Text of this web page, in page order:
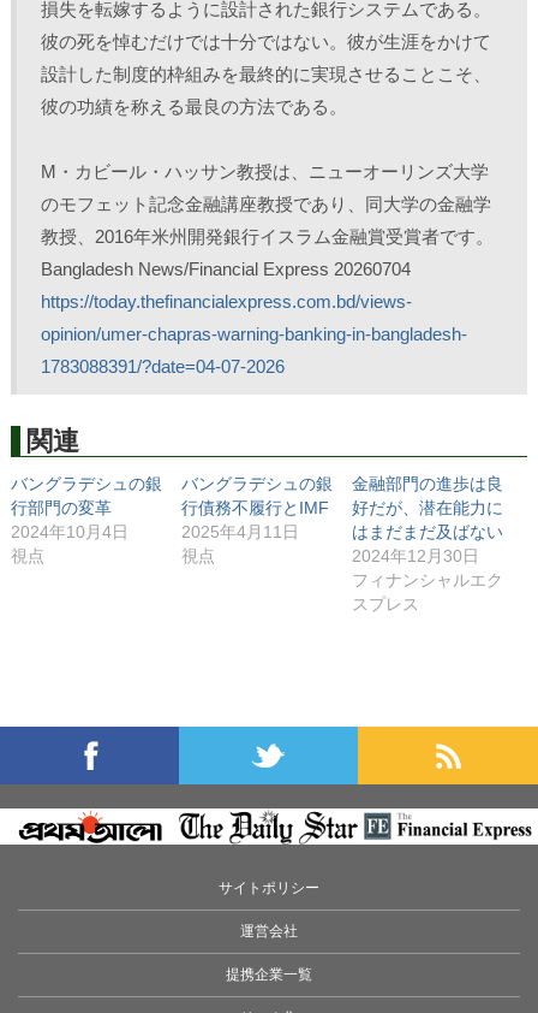
損失を転嫁するように設計された銀行システムである。
彼の死を悼むだけでは十分ではない。彼が生涯をかけて
設計した制度的枠組みを最終的に実現させることこそ、
彼の功績を称える最良の方法である。
M・カビール・ハッサン教授は、ニューオーリンズ大学
のモフェット記念金融講座教授であり、同大学の金融学
教授、2016年米州開発銀行イスラム金融賞受賞者です。
Bangladesh News/Financial Express 20260704
https://today.thefinancialexpress.com.bd/views-
opinion/umer-chapras-warning-banking-in-bangladesh-
1783088391/?date=04-07-2026
関連
バングラデシュの銀
行部門の変革
2024年10月4日
視点
バングラデシュの銀
行債務不履行とIMF
2025年4月11日
視点
金融部門の進歩は良
好だが、潜在能力に
はまだまだ及ばない
2024年12月30日
フィナンシャルエク
スプレス
サイトポリシー
運営会社
提携企業一覧